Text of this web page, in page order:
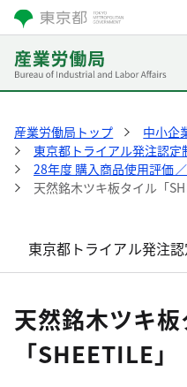
産業労働局トップ 中小企
東京都トライアル発注認定
28年度 購入商品使用評価
天然銘木ツキ板タイル「
東京都トライアル発注
天然銘木ツキ
「SHEETILE」